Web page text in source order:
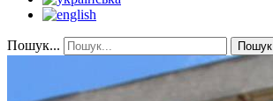
Пошук... Пошук